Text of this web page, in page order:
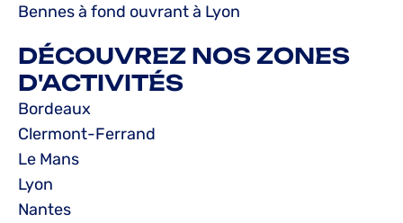
Bennes à fond ouvrant à Lyon
DÉCOUVREZ NOS ZONES
D'ACTIVITÉS
Bordeaux
Clermont-Ferrand
Le Mans
Lyon
Nantes